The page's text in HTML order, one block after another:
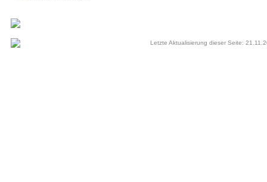
Letzte Aktualisierung dieser Seite: